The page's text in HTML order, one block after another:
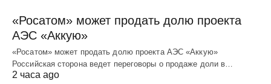
«Росатом» может продать долю проекта
АЭС «Аккую»
«Росатом» может продать долю проекта АЭС «Аккую»
Российская сторона ведет переговоры о продаже доли в…
2 часа ago